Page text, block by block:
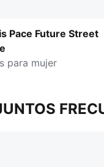
Pace Future Street
para mujer